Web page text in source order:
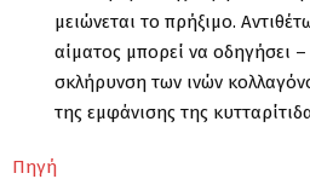
μειώνεται το πρήξιμο.
αίματος μπορεί να οδηγήσει
σκλήρυνση των ινών
της εμφάνισης της
Πηγή